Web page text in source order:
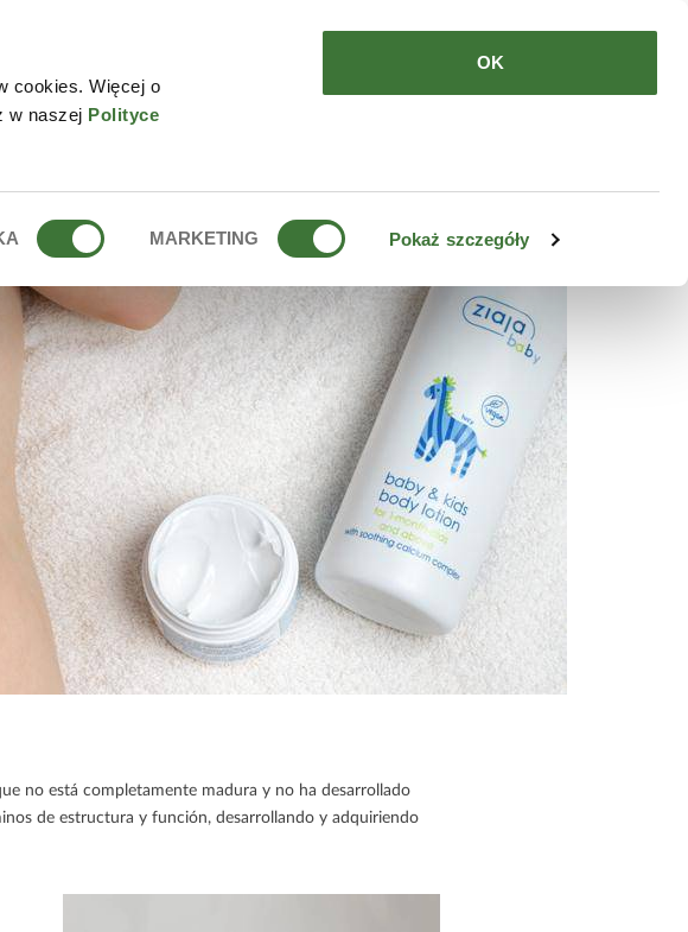
cookies. Więcej o
w naszej Polityce
MARKETING Pokaż szczegóły
OK
no está completamente madura y no ha desarrollado
de estructura y función, desarrollando y adquiriendo